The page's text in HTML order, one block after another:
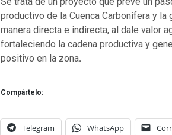
productivo de la Cuenca Carbonífera y
manera directa e indirecta, al dale valor
fortaleciendo la cadena productiva y
positivo en la zona.
Compártelo:
Telegram WhatsApp